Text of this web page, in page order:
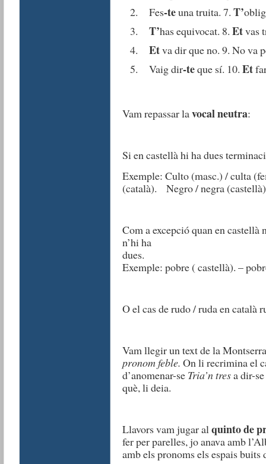
Fes-teuna truita. 7. T’
T’has equivocat. 8. Etvas
Etva dir que no. 9. No va
Vaig dir-teque sí. 10. Et
Vam repassar lavocal neutra:
Si en castellà hi ha dues
Exemple: Culto (masc.) / culta
(català). Negro / negra
Com a excepció quan en castellà
n’hi ha
Exemple: pobre ( castellà). –
O el cas de rudo / ruda en català
Vam llegir un text de la
pronom feble. On li recrimina el
d’anomenar-se Tria’n tresa dir-se
què, li deia.
Llavors vam jugar alquinto de
fer per parelles, jo anava amb
amb els pronoms els espais buits